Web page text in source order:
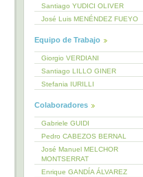
Santiago YUDICI OLIVER
José Luis MENÉNDEZ FUEYO
Equipo de Trabajo
Giorgio VERDIANI
Santiago LILLO GINER
Stefania IURILLI
Colaboradores
Gabriele GUIDI
Pedro CABEZOS BERNAL
José Manuel MELCHOR
MONTSERRAT
Enrique GANDÍA ÁLVAREZ